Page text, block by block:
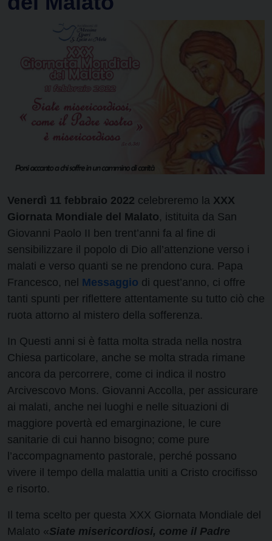
Venerdì 11 febbraio 2022 celebreremo la XXX
Giornata Mondiale del Malato, istituita da San
Giovanni Paolo II ben trent’anni fa al fine di
sensibilizzare il popolo di Dio all’attenzione verso i
malati e verso quanti se ne prendono cura. Papa
Francesco, nel Messaggio di quest’anno, ci offre
tanti spunti per riflettere attentamente su tutto ciò che
ruota attorno al mistero della sofferenza.
In Questi anni si è fatta molta strada nella nostra
Chiesa particolare, anche se molta strada rimane
ancora da percorrere, come ci indica il nostro
Arcivescovo Mons. Giovanni Accolla, per assicurare
ai malati, anche nei luoghi e nelle situazioni di
maggiore povertà ed emarginazione, le cure
sanitarie di cui hanno bisogno; come pure
l’accompagnamento pastorale, perché possano
vivere il tempo della malattia uniti a Cristo crocifisso
e risorto.
Il tema scelto per questa XXX Giornata Mondiale del
Malato «Siate misericordiosi, come il Padre